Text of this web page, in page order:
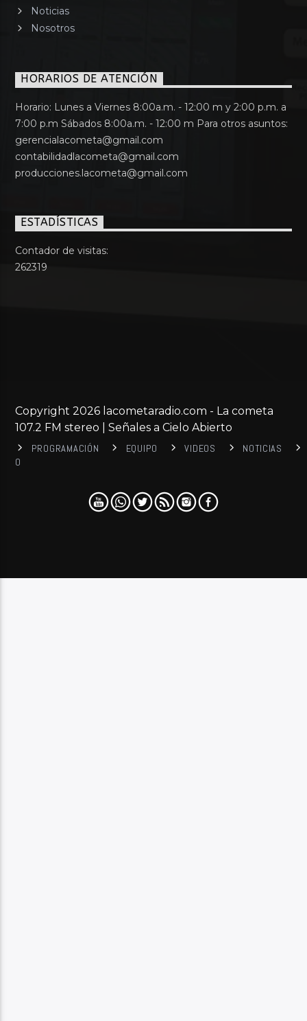
Noticias
Nosotros
HORARIOS DE ATENCIÓN
Horario: Lunes a Viernes 8:00a.m. - 12:00 m y 2:00 p.m. a
7:00 p.m Sábados 8:00a.m. - 12:00 m Para otros asuntos:
gerencialacometa@gmail.com
contabilidadlacometa@gmail.com
producciones.lacometa@gmail.com
ESTADÍSTICAS
Contador de visitas:
262319
Copyright 2026 lacometaradio.com - La cometa
107.2 FM stereo | Señales a Cielo Abierto
PROGRAMACIÓN EQUIPO VIDEOS
NOTICIAS
0